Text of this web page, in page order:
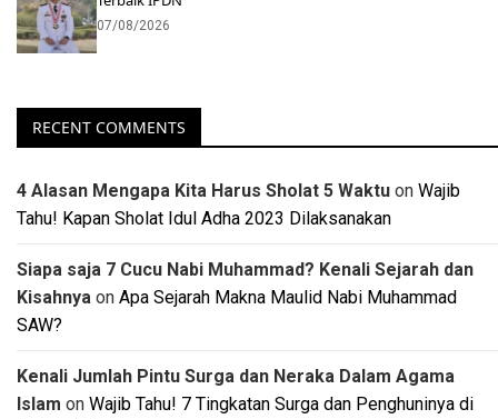
07/08/2026
RECENT COMMENTS
4 Alasan Mengapa Kita Harus Sholat 5 Waktu on Wajib
Tahu! Kapan Sholat Idul Adha 2023 Dilaksanakan
Siapa saja 7 Cucu Nabi Muhammad? Kenali Sejarah dan
Kisahnya on Apa Sejarah Makna Maulid Nabi Muhammad
SAW?
Kenali Jumlah Pintu Surga dan Neraka Dalam Agama
Islam on Wajib Tahu! 7 Tingkatan Surga dan Penghuninya di